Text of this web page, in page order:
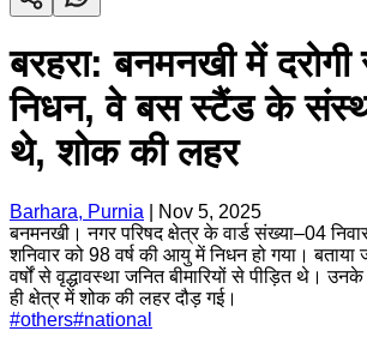
बरहरा: बनमनखी में दरोगी
निधन, वे बस स्टैंड के
थे, शोक की लहर
Barhara, Purnia
Nov 5, 2025
बनमनखी। नगर परिषद क्षेत्र के वार्ड संख्या–04
शनिवार को 98 वर्ष की आयु में निधन हो गया।
वर्षों से वृद्धावस्था जनित बीमारियों से पीड़ित थे।
ही क्षेत्र में शोक की लहर दौड़ गई।
#others#national